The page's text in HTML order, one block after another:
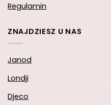
Regulamin
ZNAJDZIESZ U NAS
Janod
Londji
Djeco